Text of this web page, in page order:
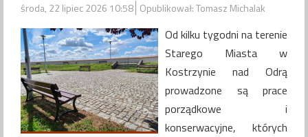
środa, 22 lipiec 2026 10:58 Opublikował: Tomasz Michalak
Od kilku tygodni na terenie
Starego Miasta w
Kostrzynie nad Odrą
prowadzone są prace
porządkowe i
konserwacyjne, których